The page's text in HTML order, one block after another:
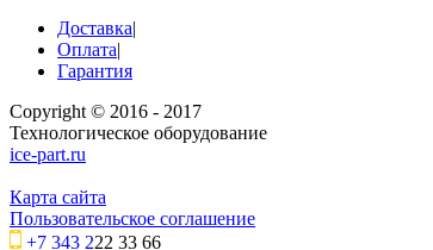
Доставка|
Оплата|
Гарантия
Copyright © 2016 - 2017
Технологическое оборудование
ice-part.ru
Карта сайта
Пользовательское соглашение
+7 343 222 33 66